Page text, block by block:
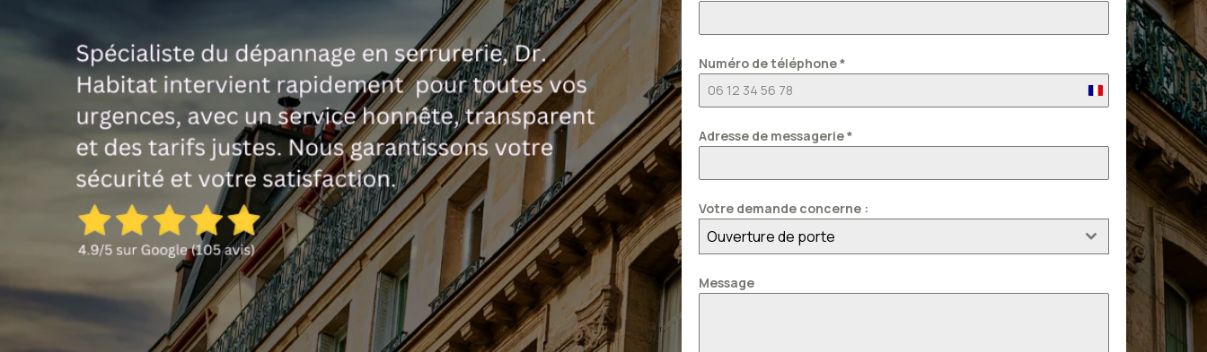
Numéro de téléphone*
France
Adresse de messagerie*
Votre demande concerne :
Ouverture de porte
Message